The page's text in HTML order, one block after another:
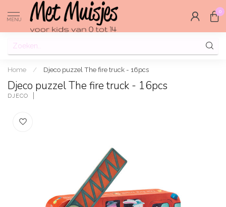
MENU
0
Home / Djeco puzzel The fire truck - 16pcs
Djeco puzzel The fire truck - 16pcs
DJECO